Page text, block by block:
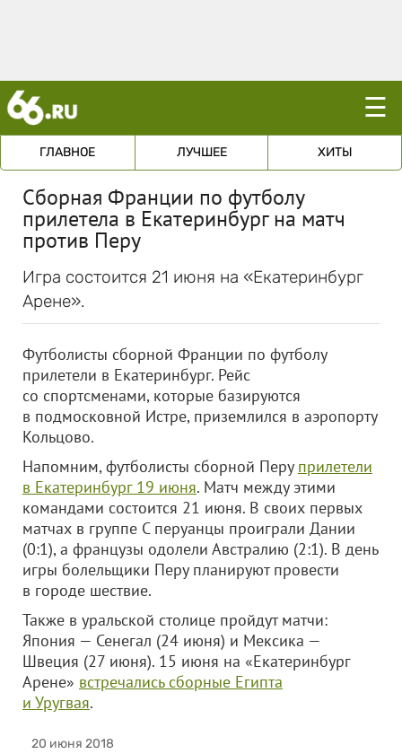
☰
ГЛАВНОЕ ЛУЧШЕЕ ХИТЫ
Сборная Франции по футболу
прилетела в Екатеринбург на матч
против Перу
Игра состоится 21 июня на «Екатеринбург
Арене».
Футболисты сборной Франции по футболу
прилетели в Екатеринбург. Рейс
со спортсменами, которые базируются
в подмосковной Истре, приземлился в аэропорту
Кольцово.
Напомним, футболисты сборной Перу прилетели
в Екатеринбург 19 июня. Матч между этими
командами состоится 21 июня. В своих первых
матчах в группе C перуанцы проиграли Дании
(0:1), а французы одолели Австралию (2:1). В день
игры болельщики Перу планируют провести
в городе шествие.
Также в уральской столице пройдут матчи:
Япония — Сенегал (24 июня) и Мексика —
Швеция (27 июня). 15 июня на «Екатеринбург
Арене» встречались сборные Египта
и Уругвая.
20 июня 2018